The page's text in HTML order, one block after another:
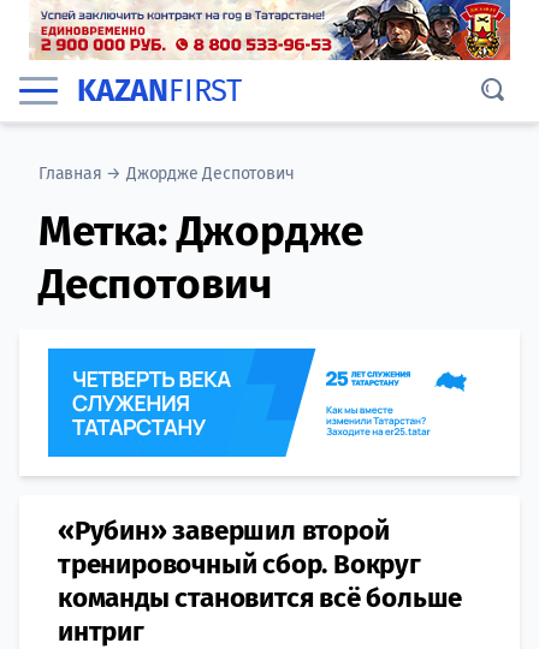
KAZANFIRST
Главная →Джордже Деспотович
Метка:Джордже
Деспотович
«Рубин» завершил второй
тренировочный сбор. Вокруг
команды становится всё больше
интриг